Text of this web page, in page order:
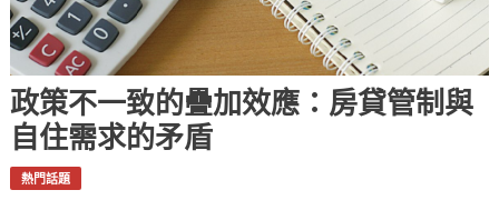
政策不一致的疊加效應：房貸管制與
自住需求的矛盾
熱門話題